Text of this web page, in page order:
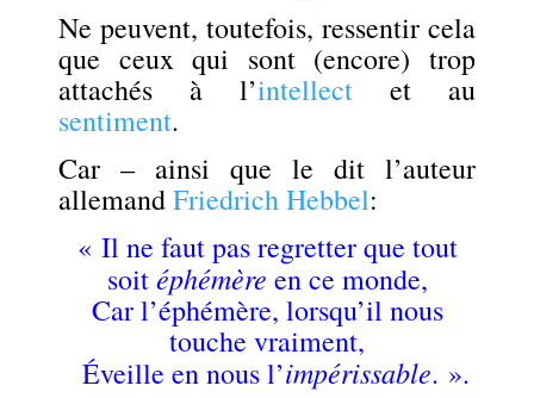
Ne peuvent, toutefois, ressentir cela
que ceux qui sont (encore) trop
attachés à l’intellect et au
sentiment.
Car – ainsi que le dit l’auteur
allemandFriedrich Hebbel:
« Il ne faut pas regretter que tout
soitéphémère en ce monde,
Car l’éphémère, lorsqu’il nous
touche vraiment,
Éveille en nous l’impérissable. ».